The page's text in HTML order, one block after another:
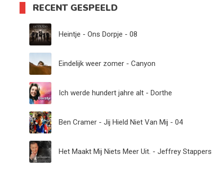
RECENT GESPEELD
Heintje - Ons Dorpje - 08
Eindelijk weer zomer - Canyon
Ich werde hundert jahre alt - Dorthe
Ben Cramer - Jij Hield Niet Van Mij - 04
Het Maakt Mij Niets Meer Uit. - Jeffrey Stappers